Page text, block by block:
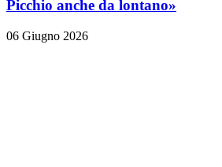
Picchio anche da lontano»
06 Giugno 2026